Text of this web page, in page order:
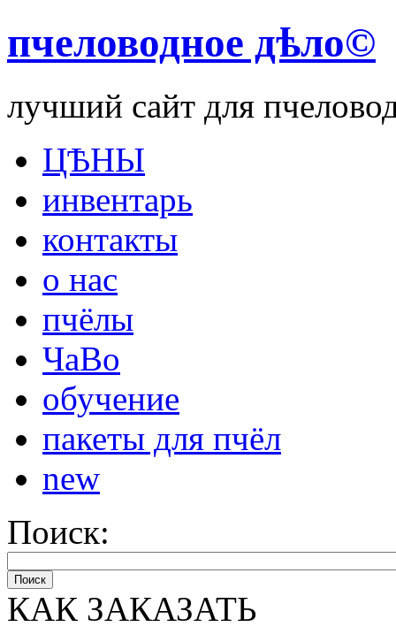
пчеловодное дѣло©
лучший сайт для
ЦѢНЫ
инвентарь
контакты
о нас
пчёлы
ЧаВо
обучение
пакеты для пчёл
new
Поиск:
Поиск
КАК ЗАКАЗАТЬ